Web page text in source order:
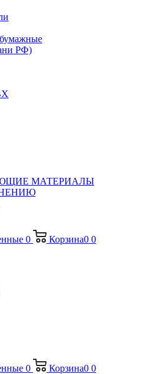
РФ)
МАТЕРИАЛЫ
0 Корзина0 0
0 Корзина0 0